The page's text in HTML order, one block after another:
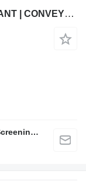
FABO COMPACT-110 CONCRETE PLANT | CONVEYOR TYPE
FABO Mobile & Stationary Crushing and Screening Plants | Concrete Batching Plants Manufacturer